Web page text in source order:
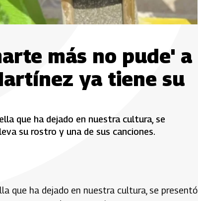
más no pude' a
ya tiene su
que ha dejado en nuestra cultura, se
su rostro y una de sus canciones.
que ha dejado en nuestra cultura, se presentó